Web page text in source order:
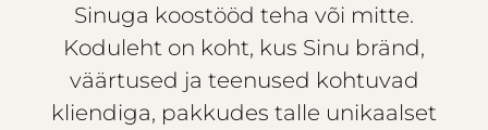
Sinuga koostööd teha või mitte.
Koduleht on koht, kus Sinu bränd,
väärtused ja teenused kohtuvad
kliendiga, pakkudes talle unikaalset